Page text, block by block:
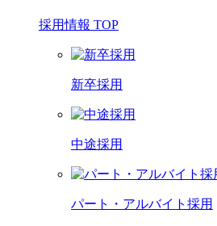
採用情報 TOP
新卒採用
中途採用
パート・アルバイト採用